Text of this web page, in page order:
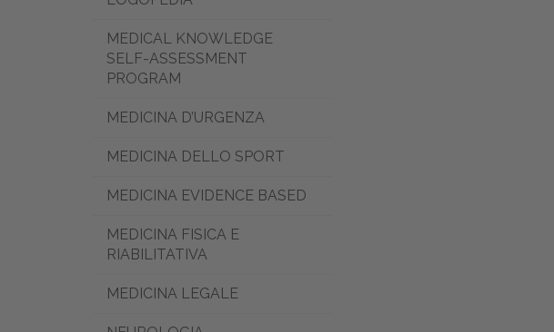
MEDICAL KNOWLEDGE
SELF-ASSESSMENT
PROGRAM
MEDICINA D’URGENZA
MEDICINA DELLO SPORT
MEDICINA EVIDENCE BASED
MEDICINA FISICA E
RIABILITATIVA
MEDICINA LEGALE